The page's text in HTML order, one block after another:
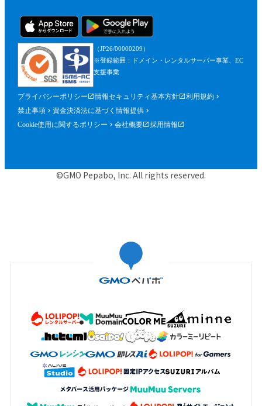
（JP26/00000209）
※登録範囲：ドメイン・レンタルサーバー事業、EC
支援事業
プライバシーポリシー 情報セキュリティ基本方針
利用規約
禁止事項
資金決済法に基づく情報提供
Cookie使用に関するポリシー
会社概要 採用情報
©GMO Pepabo, Inc. All rights reserved.